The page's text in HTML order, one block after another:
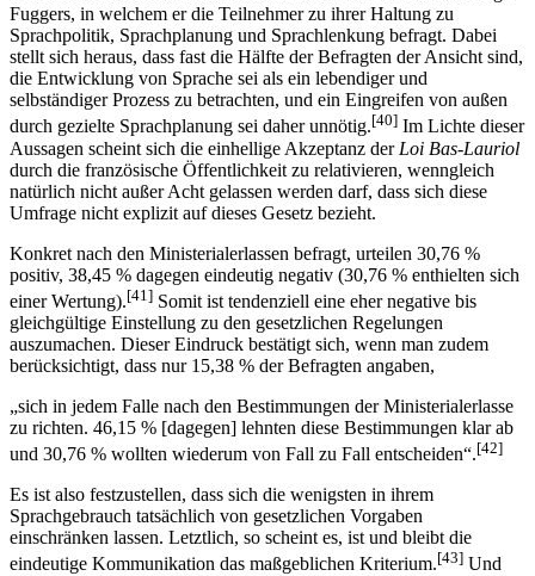
Fuggers, in welchem er die Teilnehmer zu ihrer Haltung zu
Sprachpolitik, Sprachplanung und Sprachlenkung befragt. Dabei
stellt sich heraus, dass fast die Hälfte der Befragten der Ansicht sind,
die Entwicklung von Sprache sei als ein lebendiger und
selbständiger Prozess zu betrachten, und ein Eingreifen von außen
durch gezielte Sprachplanung sei daher unnötig.[40] Im Lichte dieser
Aussagen scheint sich die einhellige Akzeptanz der Loi Bas-Lauriol
durch die französische Öffentlichkeit zu relativieren, wenngleich
natürlich nicht außer Acht gelassen werden darf, dass sich diese
Umfrage nicht explizit auf dieses Gesetz bezieht.
Konkret nach den Ministerialerlassen befragt, urteilen 30,76 %
positiv, 38,45 % dagegen eindeutig negativ (30,76 % enthielten sich
einer Wertung).[41] Somit ist tendenziell eine eher negative bis
gleichgültige Einstellung zu den gesetzlichen Regelungen
auszumachen. Dieser Eindruck bestätigt sich, wenn man zudem
berücksichtigt, dass nur 15,38 % der Befragten angaben,
„sich in jedem Falle nach den Bestimmungen der Ministerialerlasse
zu richten. 46,15 % [dagegen] lehnten diese Bestimmungen klar ab
und 30,76 % wollten wiederum von Fall zu Fall entscheiden“.[42]
Es ist also festzustellen, dass sich die wenigsten in ihrem
Sprachgebrauch tatsächlich von gesetzlichen Vorgaben
einschränken lassen. Letztlich, so scheint es, ist und bleibt die
eindeutige Kommunikation das maßgeblichen Kriterium.[43] Und